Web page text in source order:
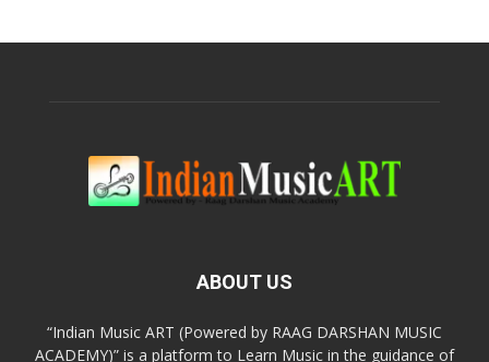
ABOUT US
“Indian Music ART (Powered by RAAG DARSHAN MUSIC
ACADEMY)” is a platform to Learn Music in the guidance of